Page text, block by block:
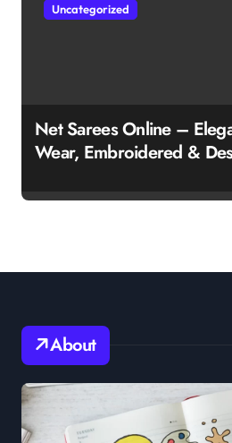
Uncategorized
Net Sarees Online –
Wear, Embroidered &
About